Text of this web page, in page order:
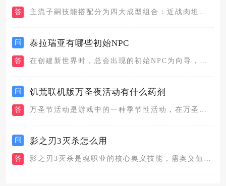
答
问 泰拉瑞亚有哪些初始NPC
答
问 饥荒联机版万圣夜活动有什么药剂
答
问 影之刃3灭杀怎么用
答